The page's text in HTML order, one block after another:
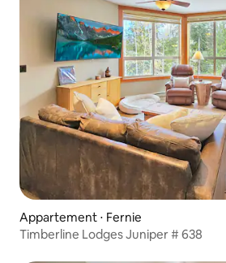
Appartement ⋅ Fernie
Timberline Lodges Juniper # 638